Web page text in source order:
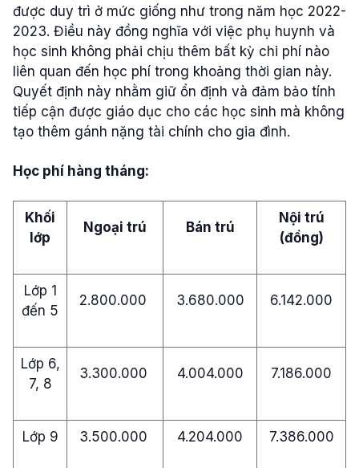
được duy trì ở mức giống như trong năm học 2022-
2023. Điều này đồng nghĩa với việc phụ huynh và
học sinh không phải chịu thêm bất kỳ chi phí nào
liên quan đến học phí trong khoảng thời gian này.
Quyết định này nhằm giữ ổn định và đảm bảo tính
tiếp cận được giáo dục cho các học sinh mà không
tạo thêm gánh nặng tài chính cho gia đình.
Học phí hàng tháng:
Khối
lớp
Ngoại trú Bán trú
Nội trú
(đồng)
Lớp 1
đến 5
2.800.000 3.680.000 6.142.000
Lớp 6,
7, 8
3.300.000 4.004.000 7.186.000
Lớp 9 3.500.000 4.204.000 7.386.000